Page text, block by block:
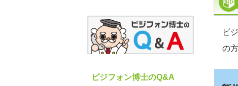
ビ
の
ビジフォン博士のQ&A